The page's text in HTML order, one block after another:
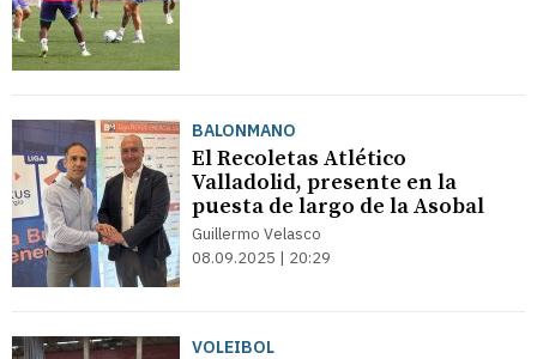
BALONMANO
El Recoletas Atlético
Valladolid, presente en la
puesta de largo de la Asobal
Guillermo Velasco
08.09.2025 | 20:29
VOLEIBOL